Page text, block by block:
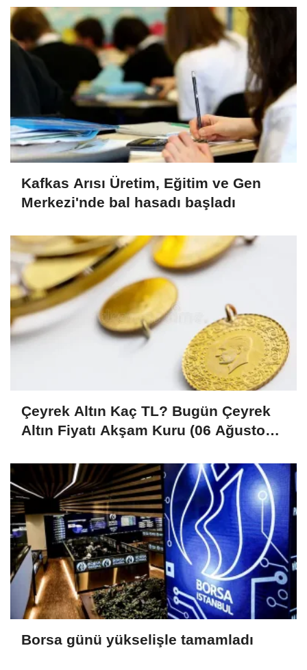
Kafkas Arısı Üretim, Eğitim ve Gen
Merkezi'nde bal hasadı başladı
Çeyrek Altın Kaç TL? Bugün Çeyrek
Altın Fiyatı Akşam Kuru (06 Ağustos
Borsa günü yükselişle tamamladı